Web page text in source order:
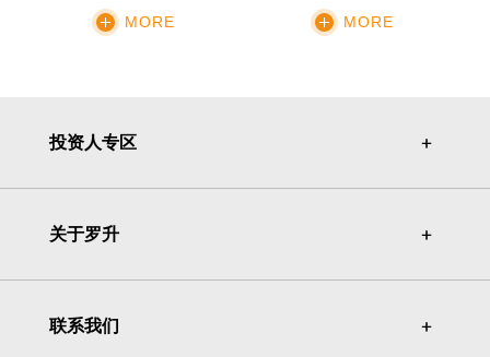
MORE MORE
投资人专区 ＋
＋
关于罗升 ＋
＋
联系我们 ＋
＋